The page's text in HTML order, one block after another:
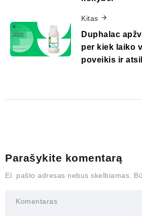
Kitas
Duphalac
per kiek laiko
poveikis ir
Parašykite komentarą
El. pašto adresas nebus skelbiamas.